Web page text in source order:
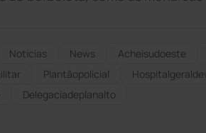
Notícias News Acheisudoeste
Plantãopolicial
Delegaciadeplanalto